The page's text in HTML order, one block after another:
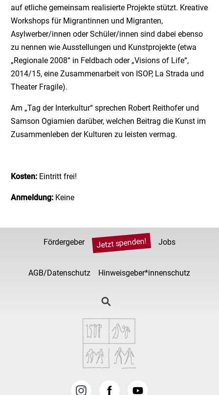
auf etliche gemeinsam realisierte Projekte stützt. Kreative
Workshops für Migrantinnen und Migranten,
Asylwerber/innen oder Schüler/innen sind dabei ebenso
zu nennen wie Ausstellungen und Kunstprojekte (etwa
„Regionale 2008“ in Feldbach oder „Visions of Life“,
2014/15, eine Zusammenarbeit von ISOP, La Strada und
Theater Fragile).
Am „Tag der Interkultur“ sprechen Robert Reithofer und
Samson Ogiamien darüber, welchen Beitrag die Kunst im
Zusammenleben der Kulturen zu leisten vermag.
Kosten: Eintritt frei!
Anmeldung: Keine
Fördergeber Jetzt spenden! Jobs
AGB/Datenschutz Hinweisgeber*innenschutz